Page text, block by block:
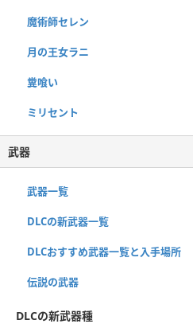
魔術師セレン
月の王女ラニ
糞喰い
ミリセント
武器
武器一覧
DLCの新武器一覧
DLCおすすめ武器一覧と入手場所
伝説の武器
DLCの新武器種